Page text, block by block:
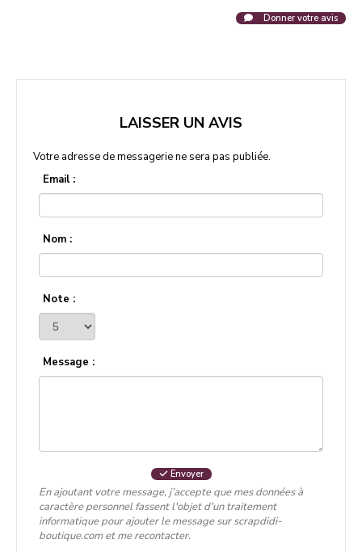
Donner votre avis
LAISSER UN AVIS
Votre adresse de messagerie ne sera pas publiée.
Email :
Nom :
Note :
Message :
Envoyer
En ajoutant votre message, j’accepte que mes données à
caractère personnel fassent l'objet d'un traitement
informatique pour ajouter le message sur scrapdidi-
boutique.com et me recontacter.